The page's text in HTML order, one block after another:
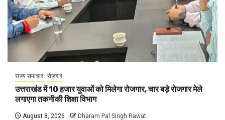
राज्य समाचार रोज़गार
उत्तराखंड में 10 हजार युवाओं को मिलेगा रोजगार, चार बड़े रोजगार मेले
लगाएगा तकनीकी शिक्षा विभाग
August 8, 2026 Dharam Pal Singh Rawat